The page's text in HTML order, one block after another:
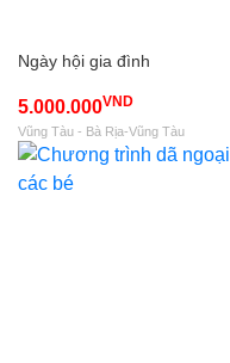
Ngày hội gia đình
5.000.000VND
Vũng Tàu - Bà Rịa-Vũng Tàu